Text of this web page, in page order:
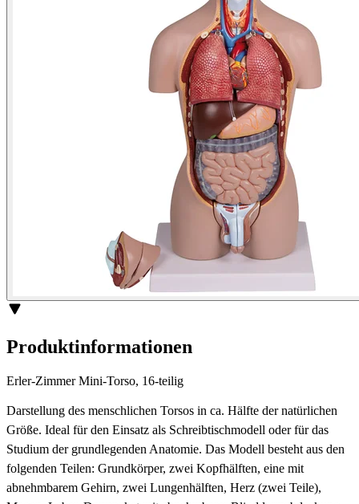
Produktinformationen
Erler-Zimmer Mini-Torso, 16-teilig
Darstellung des menschlichen Torsos in ca. Hälfte der natürlichen
Größe. Ideal für den Einsatz als Schreibtischmodell oder für das
Studium der grundlegenden Anatomie. Das Modell besteht aus den
folgenden Teilen: Grundkörper, zwei Kopfhälften, eine mit
abnehmbarem Gehirn, zwei Lungenhälften, Herz (zwei Teile),